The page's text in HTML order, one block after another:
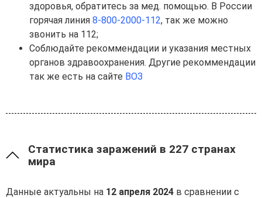
здоровья, обратитесь за мед. помощью. В России
горячая линия 8-800-2000-112, так же можно
звонить на 112;
Соблюдайте рекоммендации и указания местных
органов здравоохранения. Другие рекоммендации
так же есть на сайте ВОЗ
Статистика заражений в 227 странах
мира
Данные актуальны на 12 апреля 2024 в сравнении с